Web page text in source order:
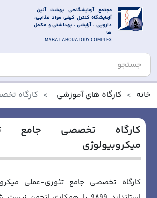
مجتمع آزمایشگاهی بهشت آئین
آزمایشگاه کنترل کیفی مواد غذایی،
دارویی ، آرایشی ، بهداشتی و مکمل
ها
MABA LABORATORY COMPLEX
خانه کارگاه های آموزشی کارگاه
کارگاه تخصصی جامع
میکروبیولوژی
کارگاه تخصصی جامع تئوری-عملی